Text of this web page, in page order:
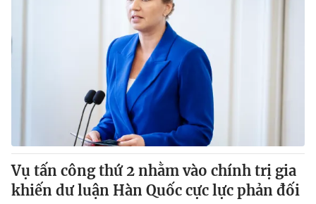
Chất lượng cuộc sống
Học trực tuyến
Công nghệ
Hitech Công nghệ tương lai
Tư vấn
Giao lưu trực tuyến
Lịch phát sóng
Chuyên mục khác
Emagazine Podcast
Vụ tấn công thứ 2 nhằm vào chính trị gia
khiến dư luận Hàn Quốc cực lực phản đối